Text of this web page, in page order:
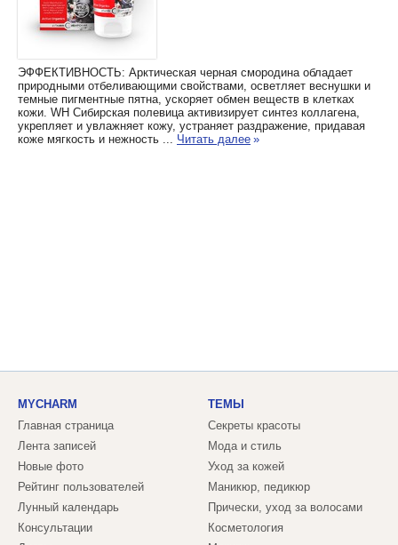
ЭФФЕКТИВНОСТЬ: Арктическая черная смородина обладает
природными отбеливающими свойствами, осветляет веснушки и
темные пигментные пятна, ускоряет обмен веществ в клетках
кожи. WH Сибирская полевица активизирует синтез коллагена,
укрепляет и увлажняет кожу, устраняет раздражение, придавая
коже мягкость и нежность ... Читать далее »
MYCHARM
Главная страница
Лента записей
Новые фото
Рейтинг пользователей
Лунный календарь
Консультации
ТЕМЫ
Секреты красоты
Мода и стиль
Уход за кожей
Маникюр, педикюр
Прически, уход за волосами
Косметология